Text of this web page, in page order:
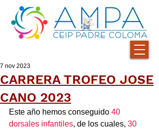
CARRERA TROFEO JOSE
CANO 2023
7 nov 2023
Este año hemos conseguido 40
dorsales infantiles, de los cuales, 30